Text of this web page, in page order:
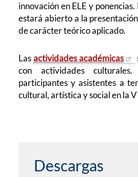
innovación en ELE y
estará abierto a la
de carácter teórico aplicado.
Lasactividades académicas
con actividades
participantes y asistentes a
cultural, artística y social en la
Descargas